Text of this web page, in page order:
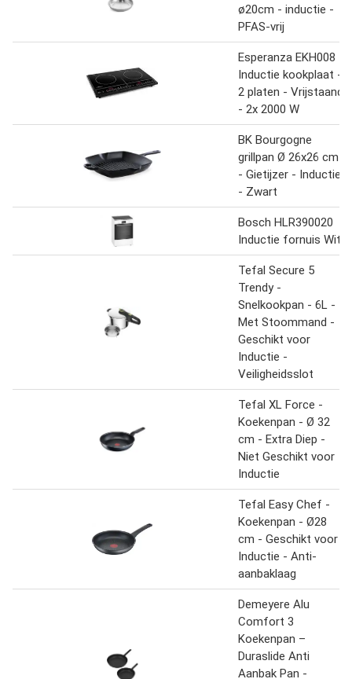
ø20cm - inductie -
PFAS-vrij
Esperanza EKH008
Inductie kookplaat -
2 platen - Vrijstaand
- 2x 2000 W
BK Bourgogne
grillpan Ø 26x26 cm
- Gietijzer - Inductie
- Zwart
Bosch HLR390020
Inductie fornuis Wit
Tefal Secure 5
Trendy -
Snelkookpan - 6L -
Met Stoommand -
Geschikt voor
Inductie -
Veiligheidsslot
Tefal XL Force -
Koekenpan - Ø 32
cm - Extra Diep -
Niet Geschikt voor
Inductie
Tefal Easy Chef -
Koekenpan - Ø28
cm - Geschikt voor
Inductie - Anti-
aanbaklaag
Demeyere Alu
Comfort 3
Koekenpan –
Duraslide Anti
Aanbak Pan -